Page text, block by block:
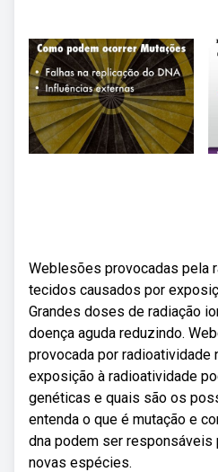
Weblesões provocadas pela
tecidos causados por
Grandes doses de radiação
doença aguda reduzindo.
provocada por radioatividade
exposição à radioatividade
genéticas e quais são os
entenda o que é mutação e
dna podem ser
novas espécies.